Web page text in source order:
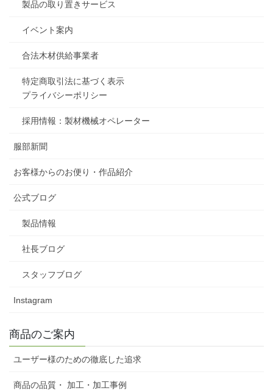
製品の取り置きサービス
イベント案内
合法木材供給事業者
特定商取引法に基づく表示
プライバシーポリシー
採用情報：製材機械オペレーター
服部新聞
お客様からのお便り・作品紹介
公式ブログ
製品情報
社長ブログ
スタッフブログ
Instagram
商品のご案内
ユーザー様のための徹底した追求
商品の品質・ 加工・加工事例